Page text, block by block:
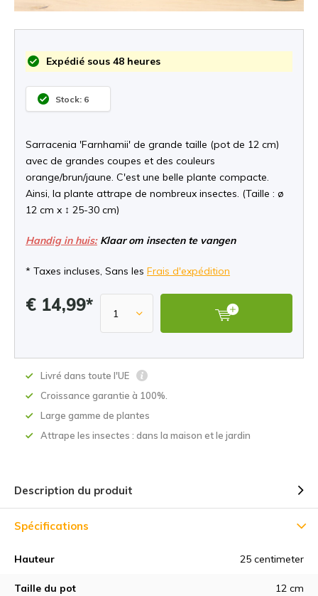
Expédié sous 48 heures
Stock: 6
Sarracenia 'Farnhamii' de grande taille (pot de 12 cm)
avec de grandes coupes et des couleurs
orange/brun/jaune. C'est une belle plante compacte.
Ainsi, la plante attrape de nombreux insectes. (Taille : ø
12 cm x ↕ 25-30 cm)
Handig in huis:Klaar om insecten te vangen
* Taxes incluses, Sans les Frais d'expédition
€ 14,99*
Livré dans toute l'UE
Croissance garantie à 100%.
Large gamme de plantes
Attrape les insectes : dans la maison et le jardin
Description du produit
Spécifications
Hauteur 25 centimeter
Taille du pot 12 cm